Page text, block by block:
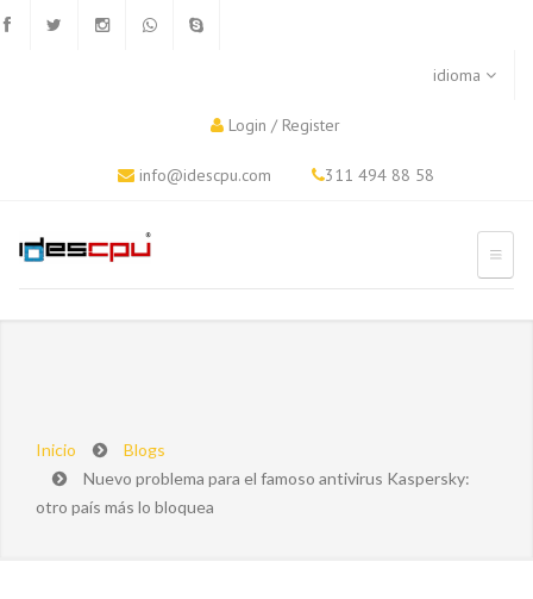
idioma
Login / Register
info@idescpu.com 311 494 88 58
Inicio
Blogs
Nuevo problema para el famoso antivirus Kaspersky:
otro país más lo bloquea